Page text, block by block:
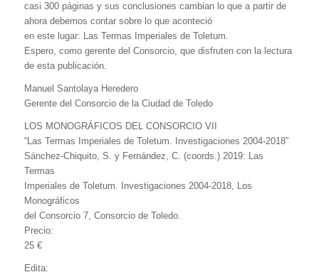
casi 300 páginas y sus conclusiones cambian lo que a partir de
ahora debemos contar sobre lo que aconteció
en este lugar: Las Termas Imperiales de Toletum.
Espero, como gerente del Consorcio, que disfruten con la lectura
de esta publicación.
Manuel Santolaya Heredero
Gerente del Consorcio de la Ciudad de Toledo
LOS MONOGRÁFICOS DEL CONSORCIO VII
“Las Termas Imperiales de Toletum. Investigaciones 2004-2018”
Sánchez-Chiquito, S. y Fernández, C. (coords.) 2019: Las
Termas
Imperiales de Toletum. Investigaciones 2004-2018, Los
Monográficos
del Consorcio 7, Consorcio de Toledo.
Precio:
25 €
Edita: